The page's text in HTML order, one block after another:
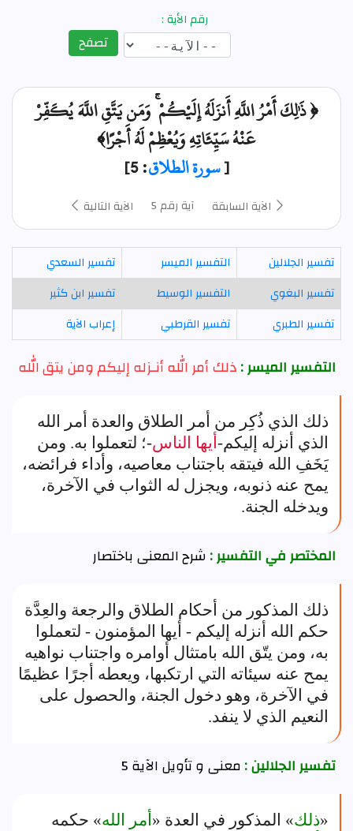
رقم الأية :
تصفح
﴿ ذَٰلِكَ أَمْرُ اللَّهِ أَنزَلَهُ إِلَيْكُمْ ۚ وَمَن يَتَّقِ اللَّهَ يُكَفِّرْ
عَنْهُ سَيِّئَاتِهِ وَيُعْظِمْ لَهُ أَجْرًا﴾
[سورة الطلاق: 5]
الآية السابقة آية رقم 5 الآية التالية
تفسير الجلالين التفسير الميسر
تفسير السعدي
تفسير البغوي
التفسير الوسيط
تفسير ابن كثير
تفسير الطبري
تفسير القرطبي إعراب الآية
التفسير الميسر :ذلك أمر الله أنـزله إليكم ومن يتق الله
ذلك الذي ذُكِر من أمر الطلاق والعدة أمر الله
الذي أنزله إليكم- أيها الناس-؛ لتعملوا به. ومن
يَخَفِ الله فيتقه باجتناب معاصيه، وأداء فرائضه،
يمح عنه ذنوبه، ويجزل له الثواب في الآخرة،
ويدخله الجنة.
المختصر في التفسير :شرح المعنى باختصار
ذلك المذكور من أحكام الطلاق والرجعة والعِدَّة
حكم الله أنزله إليكم - أيها المؤمنون - لتعملوا
به، ومن يتّق الله بامتثال أوامره واجتناب نواهيه
يمح عنه سيئاته التي ارتكبها، ويعطه أجرًا عظيمًا
في الآخرة، وهو دخول الجنة، والحصول على
النعيم الذي لا ينفد.
تفسير الجلالين :معنى و تأويل الآية 5
«ذلك» المذكور في العدة « أمر الله» حكمه